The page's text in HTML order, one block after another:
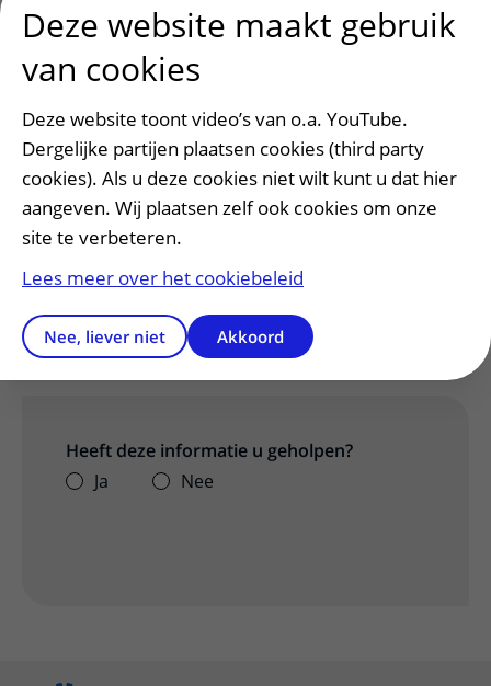
Onderzoek en diagnose
Behandelinguitklapper, klik om te
Meer wetenuitklapper, klik om te
Contactuitklapper, klik om te openen
Heeft deze informatie u geholpen?
Ja
Nee
Deze website maakt gebruik
van cookies
Deze website toont video’s van o.a. YouTube.
Dergelijke partijen plaatsen cookies (third party
cookies). Als u deze cookies niet wilt kunt u dat hier
aangeven. Wij plaatsen zelf ook cookies om onze
site te verbeteren.
Lees meer over het cookiebeleid
Nee, liever niet Akkoord